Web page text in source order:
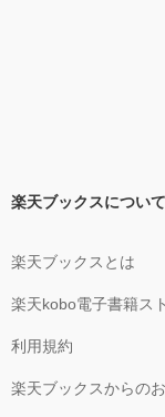
楽天ブックスについて
楽天ブックスとは
楽天kobo電子書籍ス
利用規約
楽天ブックスからの